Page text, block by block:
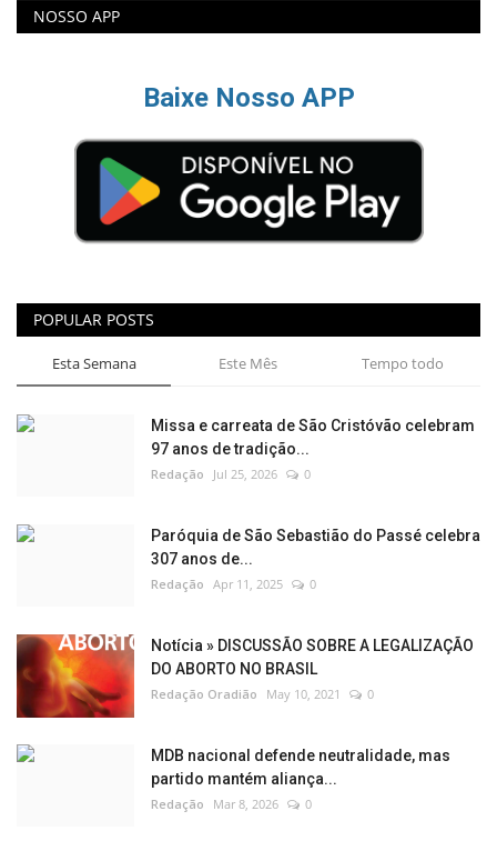
NOSSO APP
Baixe Nosso APP
POPULAR POSTS
Esta Semana Este Mês Tempo todo
Missa e carreata de São Cristóvão celebram
97 anos de tradição...
Redação Jul 25, 2026 0
Paróquia de São Sebastião do Passé celebra
307 anos de...
Redação Apr 11, 2025 0
Notícia » DISCUSSÃO SOBRE A LEGALIZAÇÃO
DO ABORTO NO BRASIL
Redação Oradião May 10, 2021 0
MDB nacional defende neutralidade, mas
partido mantém aliança...
Redação Mar 8, 2026 0